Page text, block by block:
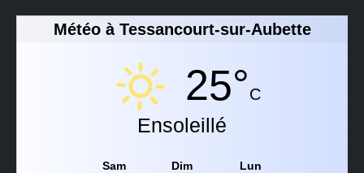
Météo à Tessancourt-sur-Aubette
25°C
Ensoleillé
Sam Dim Lun